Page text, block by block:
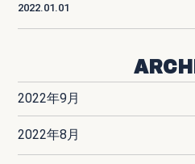
2022.01.01
2022年9月
2022年8月